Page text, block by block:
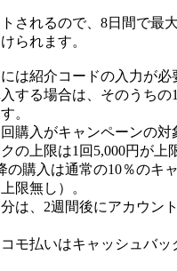
されるので、8日間で最
られます。
は紹介コードの入力が必
する場合は、そのうちの
。
購入がキャンペーンの対
の上限は1回5,000円が上
の購入は通常の10％のキ
限無し）。
は、2週間後にアカウン
モ払いはキャッシュバッ